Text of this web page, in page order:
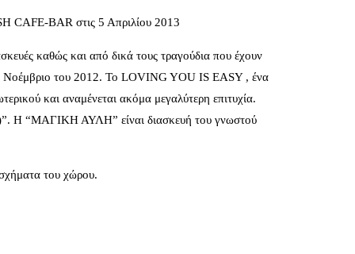
BAR στις 5 Απριλίου 2013
καθώς και από δικά τους τραγούδια που έχουν
Νοέμβριο του 2012. Το LOVING YOU IS EASY , ένα
και αναμένεται ακόμα μεγαλύτερη επιτυχία.
Η “ΜΑΓΙΚΗ ΑΥΛΗ” είναι διασκευή του γνωστού
του χώρου.